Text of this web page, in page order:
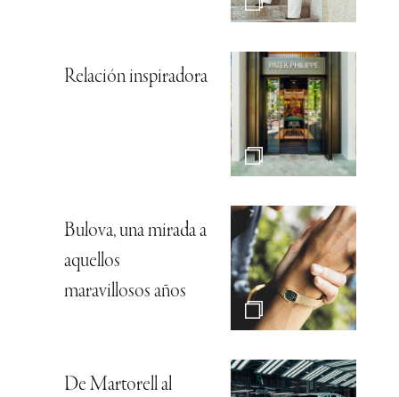
Relación inspiradora
Bulova, una mirada a
aquellos
maravillosos años
De Martorell al